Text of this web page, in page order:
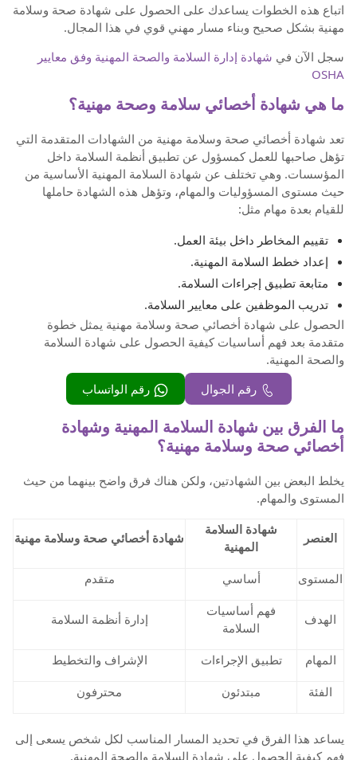
اتباع هذه الخطوات يساعدك على الحصول على شهادة صحة وسلامة
مهنية بشكل صحيح وبناء مسار مهني قوي في هذا المجال.
سجل الآن في شهادة إدارة السلامة والصحة المهنية وفق معايير
OSHA
ما هي شهادة أخصائي سلامة وصحة مهنية؟
تعد شهادة أخصائي صحة وسلامة مهنية من الشهادات المتقدمة التي
تؤهل صاحبها للعمل كمسؤول عن تطبيق أنظمة السلامة داخل
المؤسسات. وهي تختلف عن شهادة السلامة المهنية الأساسية من
حيث مستوى المسؤوليات والمهام، وتؤهل هذه الشهادة حاملها
للقيام بعدة مهام مثل:
تقييم المخاطر داخل بيئة العمل.
إعداد خطط السلامة المهنية.
متابعة تطبيق إجراءات السلامة.
تدريب الموظفين على معايير السلامة.
الحصول على شهادة أخصائي صحة وسلامة مهنية يمثل خطوة
متقدمة بعد فهم أساسيات كيفية الحصول على شهادة السلامة
والصحة المهنية.
رقم الجوال
رقم الواتساب
ما الفرق بين شهادة السلامة المهنية وشهادة
أخصائي صحة وسلامة مهنية؟
يخلط البعض بين الشهادتين، ولكن هناك فرق واضح بينهما من حيث
المستوى والمهام.
العنصر
شهادة السلامة
المهنية
شهادة أخصائي صحة وسلامة مهنية
المستوى أساسي متقدم
الهدف
فهم أساسيات
السلامة
إدارة أنظمة السلامة
المهام تطبيق الإجراءات
الإشراف والتخطيط
الفئة
مبتدئون محترفون
يساعد هذا الفرق في تحديد المسار المناسب لكل شخص يسعى إلى
فهم كيفية الحصول على شهادة السلامة والصحة المهنية.